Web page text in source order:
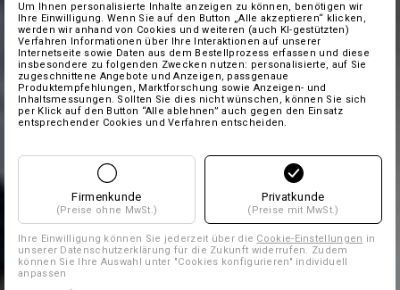
Um Ihnen personalisierte Inhalte anzeigen zu können, benötigen wir
Ihre Einwilligung. Wenn Sie auf den Button „Alle akzeptieren“ klicken,
werden wir anhand von Cookies und weiteren (auch KI-gestützten)
Verfahren Informationen über Ihre Interaktionen auf unserer
Internetseite sowie Daten aus dem Bestellprozess erfassen und diese
insbesondere zu folgenden Zwecken nutzen: personalisierte, auf Sie
zugeschnittene Angebote und Anzeigen, passgenaue
Produktempfehlungen, Marktforschung sowie Anzeigen- und
Inhaltsmessungen. Sollten Sie dies nicht wünschen, können Sie sich
per Klick auf den Button “Alle ablehnen” auch gegen den Einsatz
entsprechender Cookies und Verfahren entscheiden.
Firmenkunde
(Preise ohne MwSt.)
Privatkunde
(Preise mit MwSt.)
Ihre Einwilligung können Sie jederzeit über die Cookie-Einstellungen in
unserer Datenschutzerklärung für die Zukunft widerrufen. Zudem
können Sie Ihre Auswahl unter "Cookies konfigurieren" individuell
anpassen